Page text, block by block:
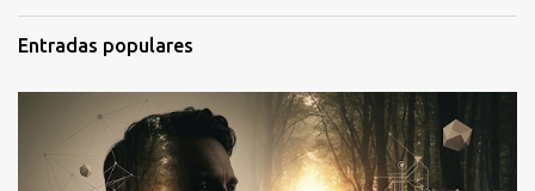
Entradas populares